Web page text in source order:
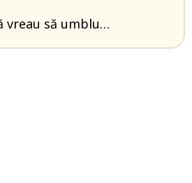
vreau să umblu…